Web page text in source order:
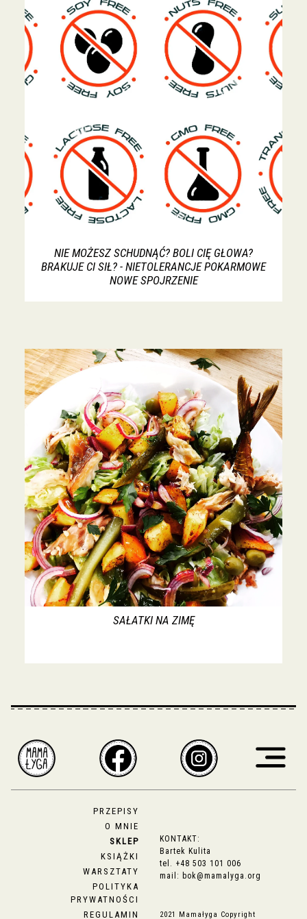
NIE MOŻESZ SCHUDNĄĆ? BOLI CIĘ GŁOWA?
BRAKUJE CI SIŁ? - NIETOLERANCJE POKARMOWE
NOWE SPOJRZENIE
SAŁATKI NA ZIMĘ
PRZEPISY
O MNIE
SKLEP
KSIĄŻKI
WARSZTATY
POLITYKA
PRYWATNOŚCI
REGULAMIN
KONTAKT:
Bartek Kulita
tel. +48 503 101 006
mail: bok@mamalyga.org
2021 Mamałyga Copyright